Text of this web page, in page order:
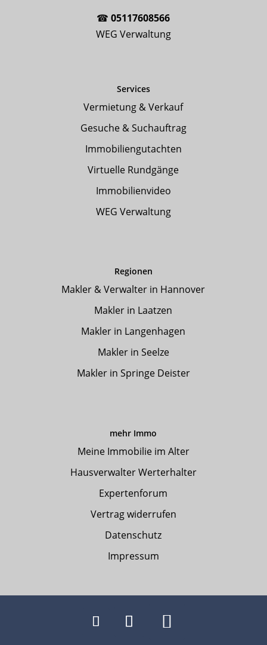
☎05117608566
WEG Verwaltung
Services
Vermietung & Verkauf
Gesuche & Suchauftrag
Immobiliengutachten
Virtuelle Rundgänge
Immobilienvideo
WEG Verwaltung
Regionen
Makler & Verwalter in Hannover
Makler in Laatzen
Makler in Langenhagen
Makler in Seelze
Makler in Springe Deister
mehr Immo
Meine Immobilie im Alter
Hausverwalter Werterhalter
Expertenforum
Vertrag widerrufen
Datenschutz
Impressum